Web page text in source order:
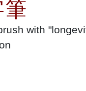
with